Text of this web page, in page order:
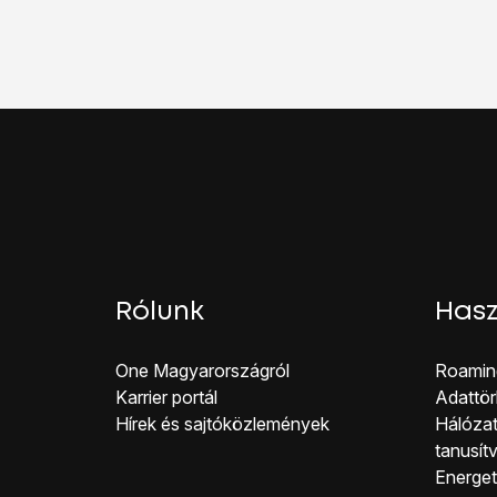
Rólunk
One Magyar országról
Karrier portál
Hírek és sajtóközlemények